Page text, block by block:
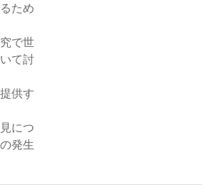
ため
で世
て討
供す
につ
発生